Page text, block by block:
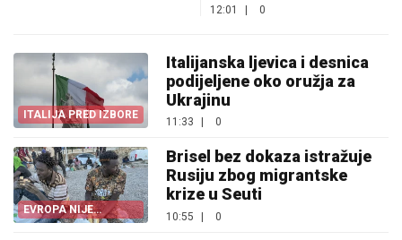
12:01 0
ITALIJA PRED IZBORE
Italijanska ljevica i desnica
podijeljene oko oružja za
Ukrajinu
11:33 0
EVROPA NIJE
POMOGLA ŠPANIJI
Brisel bez dokaza istražuje
Rusiju zbog migrantske
krize u Seuti
10:55 | 0